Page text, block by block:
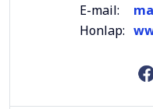
E-mail:
Honlap: